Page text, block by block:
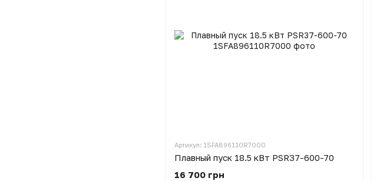
Артикул: 1SFA896110R7000
Плавный пуск 18.5 кВт PSR37-600-70
16 700 грн